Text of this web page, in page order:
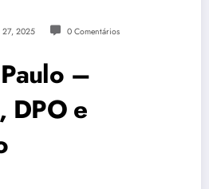
27, 2025 0 Comentários
–
DPO e